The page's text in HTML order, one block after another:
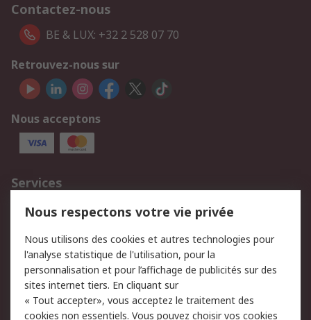
Contactez-nous
BE & LUX: +32 2 528 07 70
Retrouvez-nous sur
Nous acceptons
Services
750.000 produits
2.500 marques
Retours
Support technique
Track & trace
Legal
Nous respectons votre vie privée
Nous utilisons des cookies et autres technologies pour
l'analyse statistique de l'utilisation, pour la
personnalisation et pour l’affichage de publicités sur des
sites internet tiers. En cliquant sur
« Tout accepter», vous acceptez le traitement des
cookies non essentiels. Vous pouvez choisir vos cookies